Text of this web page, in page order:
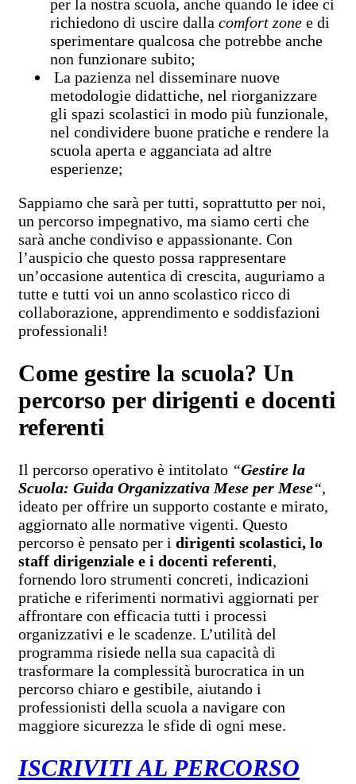
per la nostra scuola, anche quando le idee ci
richiedono di uscire dalla comfort zone e di
sperimentare qualcosa che potrebbe anche
non funzionare subito;
La pazienza nel disseminare nuove
metodologie didattiche, nel riorganizzare
gli spazi scolastici in modo più funzionale,
nel condividere buone pratiche e rendere la
scuola aperta e agganciata ad altre
esperienze;
Sappiamo che sarà per tutti, soprattutto per noi,
un percorso impegnativo, ma siamo certi che
sarà anche condiviso e appassionante. Con
l’auspicio che questo possa rappresentare
un’occasione autentica di crescita, auguriamo a
tutte e tutti voi un anno scolastico ricco di
collaborazione, apprendimento e soddisfazioni
professionali!
Come gestire la scuola? Un
percorso per dirigenti e docenti
referenti
Il percorso operativo è intitolato “Gestire la
Scuola: Guida Organizzativa Mese per Mese“,
ideato per offrire un supporto costante e mirato,
aggiornato alle normative vigenti. Questo
percorso è pensato per i dirigenti scolastici, lo
staff dirigenziale e i docenti referenti,
fornendo loro strumenti concreti, indicazioni
pratiche e riferimenti normativi aggiornati per
affrontare con efficacia tutti i processi
organizzativi e le scadenze. L’utilità del
programma risiede nella sua capacità di
trasformare la complessità burocratica in un
percorso chiaro e gestibile, aiutando i
professionisti della scuola a navigare con
maggiore sicurezza le sfide di ogni mese.
ISCRIVITI AL PERCORSO